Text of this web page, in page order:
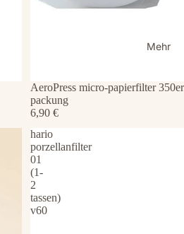
Mehr
AeroPress micro-papierfilter 350er
packung
6,90 €
hario
porzellanfilter
01
(1-
2
tassen)
v60